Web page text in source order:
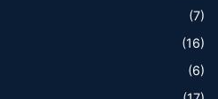
(7)
(16)
(6)